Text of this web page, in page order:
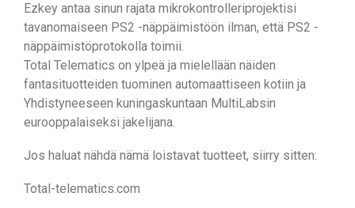
Ezkey antaa sinun rajata mikrokontrolleriprojektisi
tavanomaiseen PS2 -näppäimistöön ilman, että PS2 -
näppäimistöprotokolla toimii.
Total Telematics on ylpeä ja mielellään näiden
fantasituotteiden tuominen automaattiseen kotiin ja
Yhdistyneeseen kuningaskuntaan MultiLabsin
eurooppalaiseksi jakelijana.
Jos haluat nähdä nämä loistavat tuotteet, siirry sitten:
Total-telematics.com